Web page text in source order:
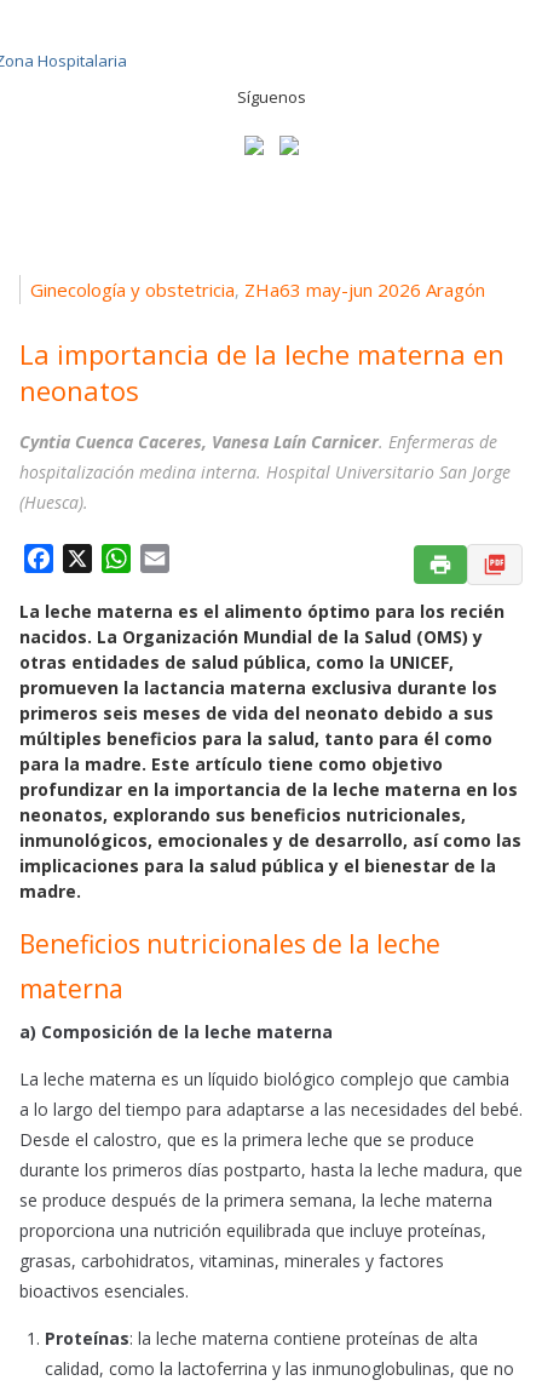
Síguenos
Ginecología y obstetricia, ZHa63 may-jun 2026 Aragón
La importancia de la leche materna en
neonatos
Cyntia Cuenca Caceres, Vanesa Laín Carnicer. Enfermeras de
hospitalización medina interna. Hospital Universitario San Jorge
(Huesca).
c
e
b
o
o
k
W
a
t
s
A
p
p
a
i
l
La leche materna es el alimento óptimo para los recién
nacidos. La Organización Mundial de la Salud (OMS) y
otras entidades de salud pública, como la UNICEF,
promueven la lactancia materna exclusiva durante los
primeros seis meses de vida del neonato debido a sus
múltiples beneficios para la salud, tanto para él como
para la madre. Este artículo tiene como objetivo
profundizar en la importancia de la leche materna en los
neonatos, explorando sus beneficios nutricionales,
inmunológicos, emocionales y de desarrollo, así como las
implicaciones para la salud pública y el bienestar de la
madre.
Beneficios nutricionales de la leche
materna
a) Composición de la leche materna
La leche materna es un líquido biológico complejo que cambia
a lo largo del tiempo para adaptarse a las necesidades del bebé.
Desde el calostro, que es la primera leche que se produce
durante los primeros días postparto, hasta la leche madura, que
se produce después de la primera semana, la leche materna
proporciona una nutrición equilibrada que incluye proteínas,
grasas, carbohidratos, vitaminas, minerales y factores
bioactivos esenciales.
Proteínas: la leche materna contiene proteínas de alta
calidad, como la lactoferrina y las inmunoglobulinas, que no